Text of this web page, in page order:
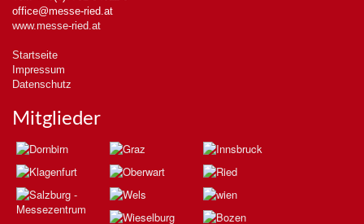
office@messe-ried.at
www.messe-ried.at
Startseite
Impressum
Datenschutz
Mitglieder